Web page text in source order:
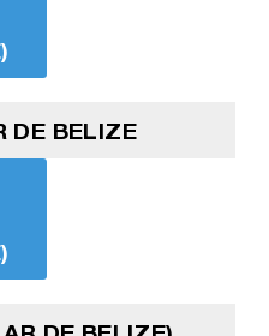
DE BELIZE